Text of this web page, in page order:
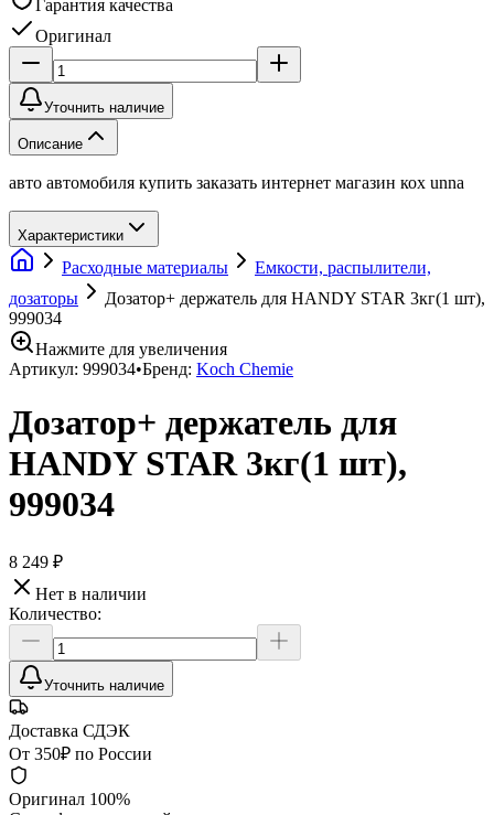
Гарантия качества
Оригинал
Уточнить наличие
Описание
авто автомобиля купить заказать интернет магазин кох unna
Характеристики
Расходные материалы
Емкости, распылители,
дозаторы
Дозатор+ держатель для HANDY STAR 3кг(1 шт),
999034
Нажмите для увеличения
Артикул: 999034•Бренд: Koch Chemie
Дозатор+ держатель для
HANDY STAR 3кг(1 шт),
999034
8 249 ₽
Нет в наличии
Количество:
Уточнить наличие
Доставка СДЭК
От 350₽ по России
Оригинал 100%